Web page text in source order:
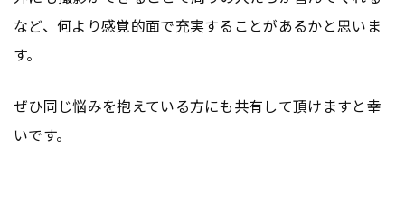
など、何より感覚的面で充実することがあるかと思いま
す。
ぜひ同じ悩みを抱えている方にも共有して頂けますと幸
いです。